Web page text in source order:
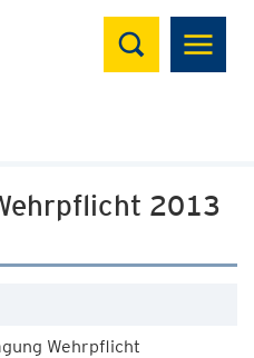
Suchen
2013
Wehrpflicht